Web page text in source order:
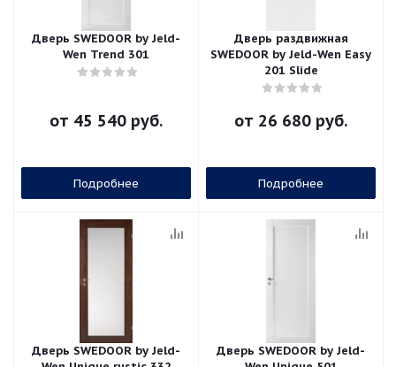
Дверь SWEDOOR by Jeld-
Wen Trend 301
от 45 540 руб.
Подробнее
Дверь раздвижная
SWEDOOR by Jeld-Wen Easy
201 Slide
от 26 680 руб.
Подробнее
Дверь SWEDOOR by Jeld-
Дверь SWEDOOR by Jeld-